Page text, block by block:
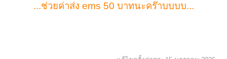
...ช่วยค่าส่ง ems 50 บาทนะคร๊าบบบบ...